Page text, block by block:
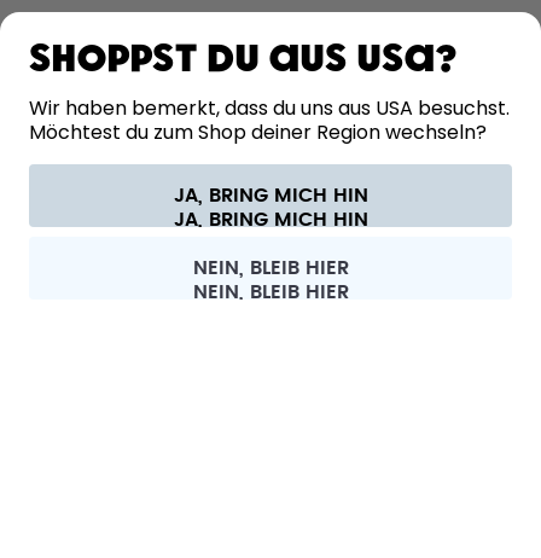
KONTAKT
Cookie-Einstellungen AGB Datenschutz
Alle Preise sind inklusive Mehrwertsteuer und zzgl. Versandkosten.
Shoppst du aus USA?
Wir haben bemerkt, dass du uns aus USA besuchst.
Möchtest du zum Shop deiner Region wechseln?
JA, BRING MICH HIN
NEIN, BLEIB HIER